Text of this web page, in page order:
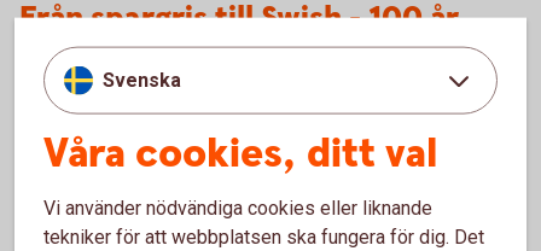
Från spargris till Swish - 100 år
med Lyckoslanten
Välkommen att besöka jubileumsutställningen som handlar
om barn och pengar. Den öppnar 21 februari och kan ses på
plats eller digitalt.
Tumbabruksmuseum
Svenska
Våra cookies, ditt val
Vi använder nödvändiga cookies eller liknande
tekniker för att webbplatsen ska fungera för dig. Det